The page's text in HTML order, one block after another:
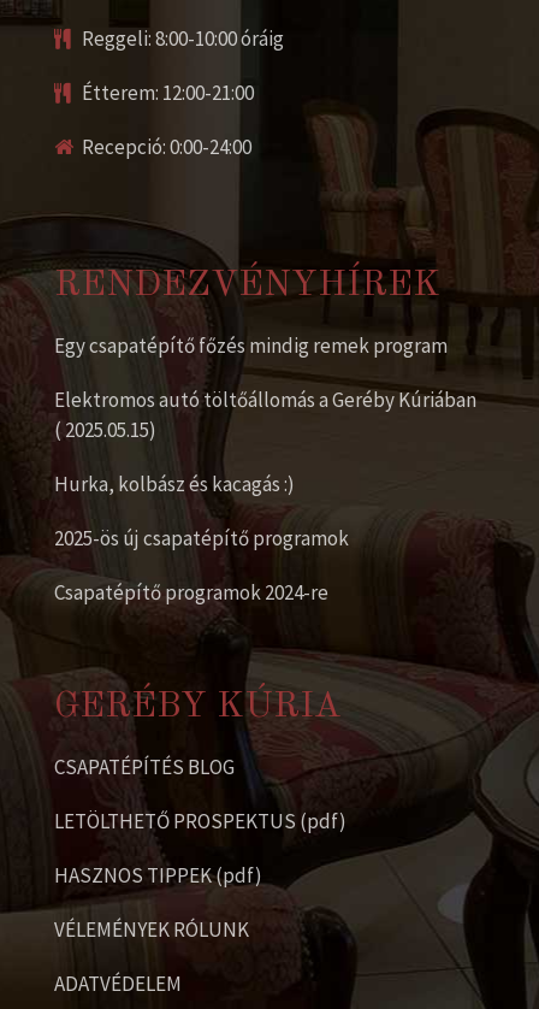
Reggeli: 8:00-10:00 óráig
Étterem: 12:00-21:00
Recepció: 0:00-24:00
RENDEZVÉNYHÍREK
Egy csapatépítő főzés mindig remek program
Elektromos autó töltőállomás a Geréby Kúriában
( 2025.05.15)
Hurka, kolbász és kacagás :)
2025-ös új csapatépítő programok
Csapatépítő programok 2024-re
GERÉBY KÚRIA
CSAPATÉPÍTÉS BLOG
LETÖLTHETŐ PROSPEKTUS (pdf)
HASZNOS TIPPEK (pdf)
VÉLEMÉNYEK RÓLUNK
ADATVÉDELEM